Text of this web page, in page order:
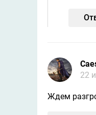
22
Ждем